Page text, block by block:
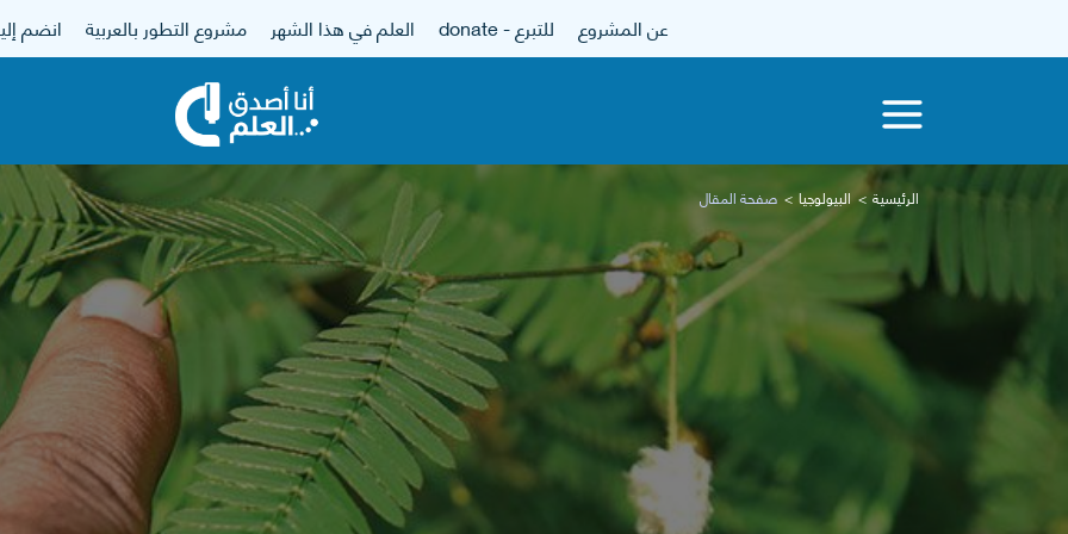
عن المشروع للتبرع - donate العلم في هذا الشهر مشروع التطور بالعربية انضم
الرئيسية البيولوجيا صفحة المقال